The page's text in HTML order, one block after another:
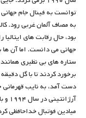
توانست به فینال جام
بود، حال رقابت های
جهانی می دانست. اما آن
ستاره های بی نظیری
دست آمد، به نایب
میادین فوتبال خداحافظی